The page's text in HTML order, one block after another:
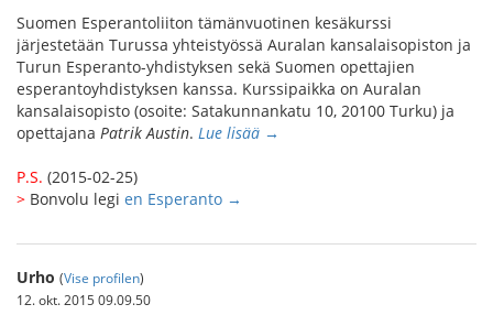
Suomen Esperantoliiton tämänvuotinen kesäkurssi
järjestetään Turussa yhteistyössä Auralan kansalaisopiston ja
Turun Esperanto-yhdistyksen sekä Suomen opettajien
esperantoyhdistyksen kanssa. Kurssipaikka on Auralan
kansalaisopisto (osoite: Satakunnankatu 10, 20100 Turku) ja
opettajana Patrik Austin. Lue lisää →
P.S. (2015-02-25)
> Bonvolu legi en Esperanto →
Urho (Vise profilen)
12. okt. 2015 09.09.50